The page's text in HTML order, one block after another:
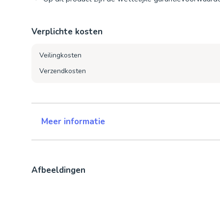
Verplichte kosten
Veilingkosten
Verzendkosten
Meer informatie
Afbeeldingen